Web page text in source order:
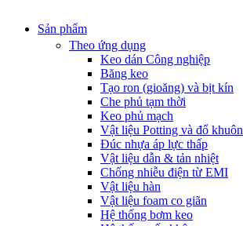
Sản phẩm
Theo ứng dụng
Keo dán Công nghiệp
Băng keo
Tạo ron (gioăng) và bịt kín
Che phủ tạm thời
Keo phủ mạch
Vật liệu Potting và đổ khuôn
Đúc nhựa áp lực thấp
Vật liệu dẫn & tản nhiệt
Chống nhiễu điện từ EMI
Vật liệu hàn
Vật liệu foam co giãn
Hệ thống bơm keo